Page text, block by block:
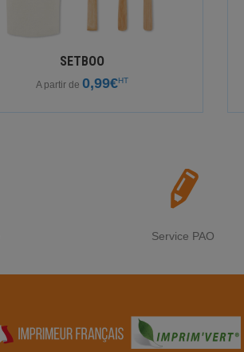
SETBOO
A partir de 0,99€HT
Service PAO